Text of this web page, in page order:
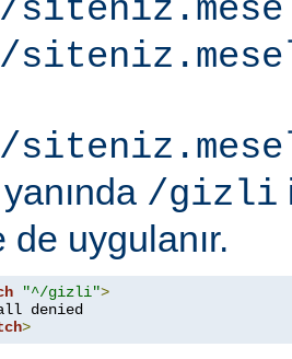
/gizli
de uygulanır.
"^/gizli">
>